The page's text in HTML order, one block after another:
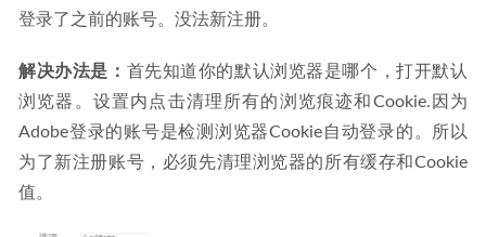
登录了之前的账号。没法新注册。
解决办法是： 首先知道你的默认浏览器是哪个，打开默认
浏览器。设置内点击清理所有的浏览痕迹和Cookie.因为
Adobe登录的账号是检测浏览器Cookie自动登录的。所以
为了新注册账号，必须先清理浏览器的所有缓存和Cookie
值。